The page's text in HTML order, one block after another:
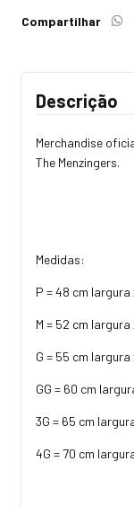
Compartilhar
Descrição
Merchandise
The Menzingers.
Medidas:
P = 48 cm largura
M = 52 cm
G = 55 cm
GG = 60 cm
3G = 65 cm
4G = 70 cm